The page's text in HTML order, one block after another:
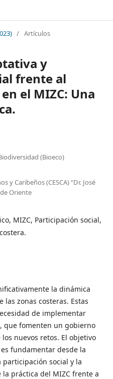
/ Artículos
y
frente al
el MIZC: Una
(Bioeco)
y Caribeños (CESCA) “Dr. José
Oriente
MIZC, Participación social,
la dinámica
las zonas costeras. Estas
de implementar
que fomenten un gobierno
nuevos retos. El objetivo
fundamentar desde la
social y la
práctica del MIZC frente a